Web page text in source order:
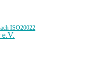
ISO20022